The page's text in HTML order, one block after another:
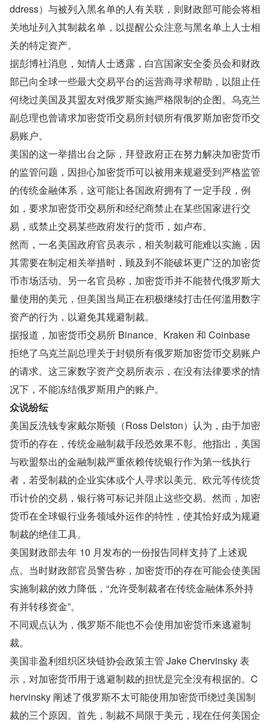
ddress）与被列入黑名单的人有关联，则财政部可能会将相
关地址列入其制裁名单，以提醒公众注意与黑名单上人士相
关的特定资产。
据彭博社消息，知情人士透露，白宫国家安全委员会和财政
部已向全球一些最大交易平台的运营商寻求帮助，以阻止任
何绕过美国及其盟友对俄罗斯实施严格限制的企图。乌克兰
副总理也曾请求加密货币交易所封锁所有俄罗斯加密货币交
易账户。
美国的这一举措出台之际，拜登政府正在努力解决加密货币
的监管问题，因担心加密货币可以被用来规避受到严格监管
的传统金融体系，这可能让各国政府拥有了一定手段，例
如，要求加密货币交易所和经纪商禁止在某些国家进行交
易，或禁止交易某些政府发行的货币，如卢布。
然而，一名美国政府官员表示，相关制裁可能难以实施，因
其需要在制定相关举措时，顾及到不能破坏更广泛的加密货
币市场活动。另一名官员称，加密货币并不能替代俄罗斯大
量使用的美元，但美国当局正在积极继续打击任何滥用数字
资产的行为，以避免其规避制裁。
据报道，加密货币交易所 Binance、Kraken 和 Coinbase
拒绝了乌克兰副总理关于封锁所有俄罗斯加密货币交易账户
的请求。这三家数字资产交易所表示，在没有法律要求的情
况下，不能冻结俄罗斯用户的账户。
众说纷纭
美国反洗钱专家戴尔斯顿（Ross Delston）认为，由于加密
货币的存在，传统金融制裁手段恐效果不彰。他指出，美国
与欧盟祭出的金融制裁严重依赖传统银行作为第一线执行
者，若受制裁的企业实体或个人寻求以美元、欧元等传统货
币计价的交易，银行将可标记并阻止这些交易。然而，加密
货币在全球银行业务领域外运作的特性，使其恰好成为规避
制裁的绝佳工具。
美国财政部去年 10 月发布的一份报告同样支持了上述观
点。当时财政部官员警告称，加密货币的存在可能会使美国
实施制裁的效力降低，“允许受制裁者在传统金融体系外持
有并转移资金”。
不同观点认为，俄罗斯不能也不会使用加密货币来逃避制
裁。
美国非盈利组织区块链协会政策主管 Jake Chervinsky 表
示，对加密货币用于逃避制裁的担忧是完全没有根据的。C
hervinsky 阐述了俄罗斯不太可能使用加密货币绕过美国制
裁的三个原因。首先，制裁不局限于美元，现在任何美国企